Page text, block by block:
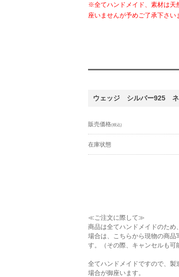
※全てハンドメイド、素材は天
座いませんが予めご了承下さい
ウェッジ シルバー925
販売価格(税込)
在庫状態
≪ご注文に際して≫
商品は全てハンドメイドのた
場合は、こちらから現物の商品
す。（その際、キャンセルも可
全てハンドメイドですので、
場合が御座います。